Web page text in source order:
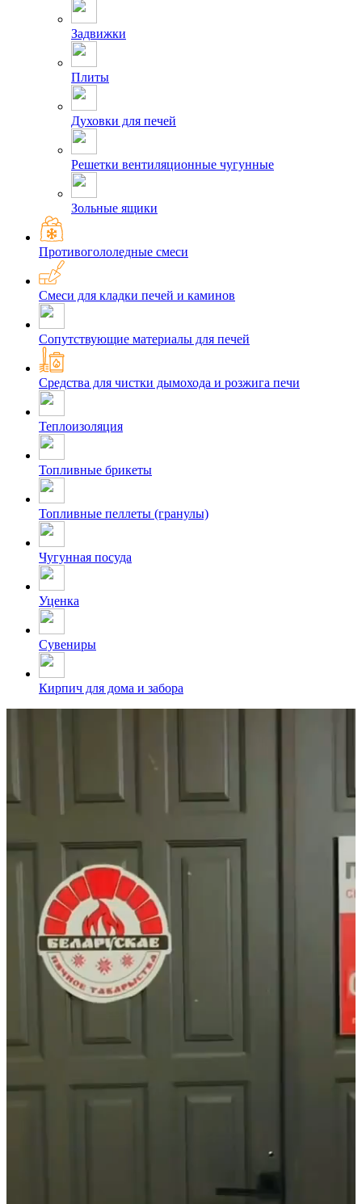
Задвижки
Плиты
Духовки для печей
Решетки вентиляционные чугунные
Зольные ящики
Противогололедные смеси
Смеси для кладки печей и каминов
Сопутствующие материалы для печей
Средства для чистки дымохода и розжига печи
Теплоизоляция
Топливные брикеты
Топливные пеллеты (гранулы)
Чугунная посуда
Уценка
Сувениры
Кирпич для дома и забора